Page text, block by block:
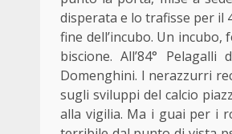
disperata e lo trafisse per il
fine dell’incubo. Un
biscione. All’84°
Domenghini. I nerazzurri
sugli sviluppi del calcio
alla vigilia. Ma i guai per i